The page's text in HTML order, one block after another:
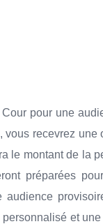
pour une
recevrez
le montant de la
préparées
et